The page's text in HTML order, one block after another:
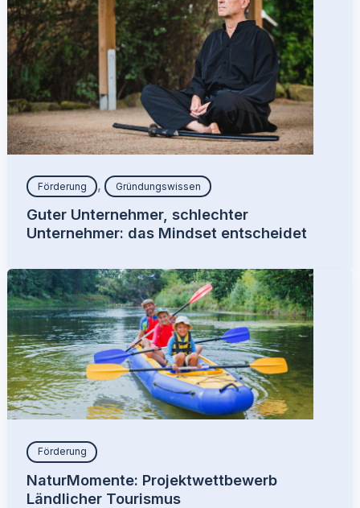
Förderung , Gründungswissen
Guter Unternehmer, schlechter
Unternehmer: das Mindset entscheidet
Förderung
NaturMomente: Projektwettbewerb
Ländlicher Tourismus